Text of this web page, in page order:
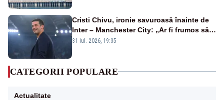
Cristi Chivu, ironie savuroasă înainte de
Inter – Manchester City: „Ar fi frumos să
mai cumpărați și de la noi”
31 iul. 2026, 19:35
CATEGORII POPULARE
Actualitate